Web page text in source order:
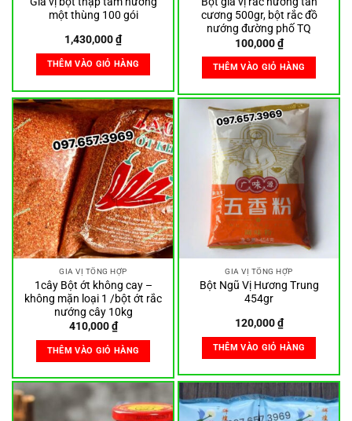
một thùng 100 gói
1,430,000₫
THÊM VÀO GIỎ HÀNG
cương 500gr, bột rắc đồ
nướng đường phố TQ
100,000₫
THÊM VÀO GIỎ HÀNG
GIA VỊ TỔNG HỢP
1cây Bột ớt không cay –
không mặn loại 1 /bột ớt rắc
nướng cây 10kg
410,000₫
THÊM VÀO GIỎ HÀNG
GIA VỊ TỔNG HỢP
Bột Ngũ Vị Hương Trung
454gr
120,000₫
THÊM VÀO GIỎ HÀNG